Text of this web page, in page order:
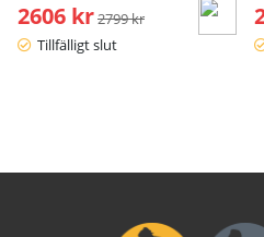
2606 kr Ordinarie pris:
2799 kr
Tillfälligt slut